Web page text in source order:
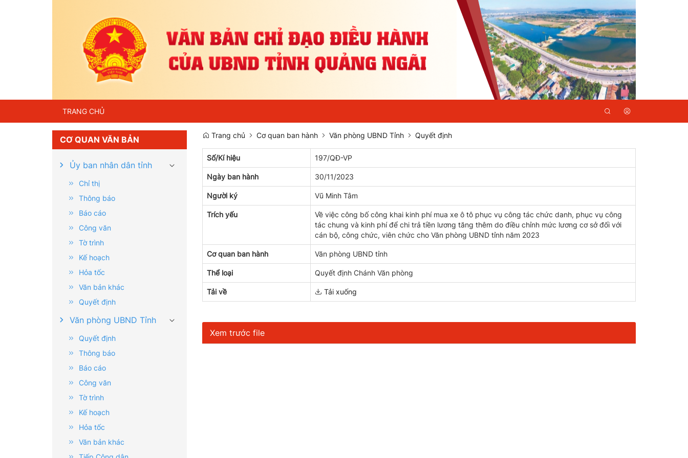
TRANG CHỦ
CƠ QUAN VĂN BẢN
Ủy ban nhân dân tỉnh
Chỉ thị
Thông báo
Báo cáo
Công văn
Tờ trình
Kế hoạch
Hỏa tốc
Văn bản khác
Quyết định
Văn phòng UBND Tỉnh
Quyết định
Thông báo
Báo cáo
Công văn
Tờ trình
Kế hoạch
Hỏa tốc
Văn bản khác
Trang chủ Cơ quan ban hành Văn phòng UBND Tỉnh Quyết định
Số/Kí hiệu 197/QĐ-VP
Ngày ban hành 30/11/2023
Người ký Vũ Minh Tâm
Trích yếu
Về việc công bố công khai kinh phí mua xe ô tô phục vụ công tác chức danh, phục vụ công
tác chung và kinh phí để chi trả tiền lương tăng thêm do điều chỉnh mức lương cơ sở đối với
cán bộ, công chức, viên chức cho Văn phòng UBND tỉnh năm 2023
Cơ quan ban hành Văn phòng UBND tỉnh
Thể loại Quyết định Chánh Văn phòng
Tải về Tải xuống
Xem trước file